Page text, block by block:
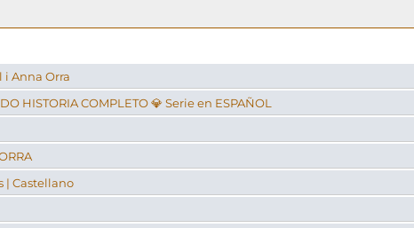
Anna Orra
HISTORIA COMPLETO 💎 Serie en ESPAÑOL
| Castellano